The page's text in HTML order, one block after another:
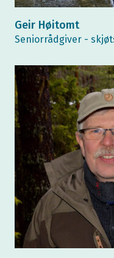
Geir Høitomt
Seniorrådgiver -